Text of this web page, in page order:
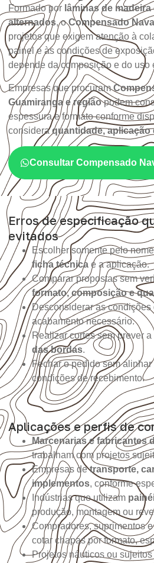
Formado por lâminas de
alternados, oCompensado Naval
projetos que exigem atenção à
painel e às condições de
depende da composição e do uso
Empresas que procuram
Guamiranga e regiãopodem
espessura e formato conforme
consideraquantidade, aplicação
Consultar Compensado
Erros de especificação
evitados
Escolher somente pelo
ficha técnica e a aplicação.
Comparar propostas sem
formato, composição e
Desconsiderar as condições
acabamento necessário.
Realizar cortes sem prever a
das bordas.
Fechar o pedido sem
condições de recebimento.
Aplicações e perfis de
Marcenarias e fabricantes
trabalham com projetos
Empresas detransporte,
implementos, conforme
Indústrias que utilizam
produção, montagem ou
Compradores, suprimentos
cotar chapas por formato,
Projetos náuticos ou